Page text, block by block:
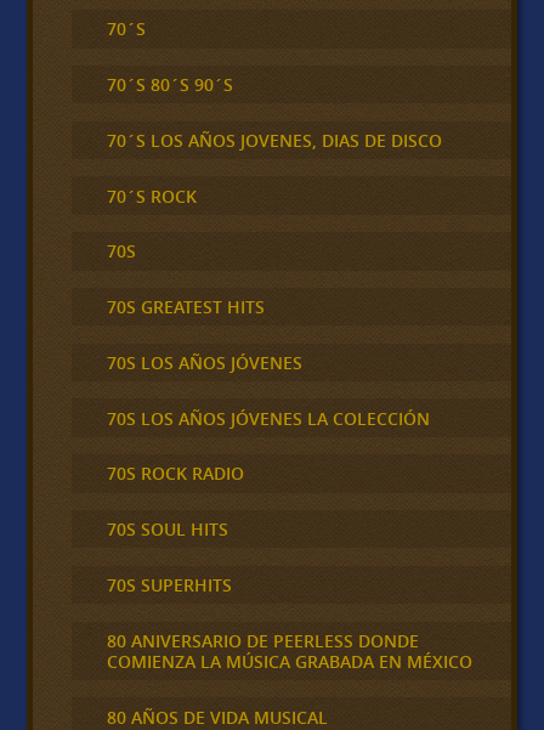
70´S
70´S 80´S 90´S
70´S LOS AÑOS JOVENES, DIAS DE DISCO
70´S ROCK
70S
70S GREATEST HITS
70S LOS AÑOS JÓVENES
70S LOS AÑOS JÓVENES LA COLECCIÓN
70S ROCK RADIO
70S SOUL HITS
70S SUPERHITS
80 ANIVERSARIO DE PEERLESS DONDE
COMIENZA LA MÚSICA GRABADA EN MÉXICO
80 AÑOS DE VIDA MUSICAL